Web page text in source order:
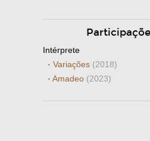
Intérprete
· Variações (2018)
· Amadeo (2023)